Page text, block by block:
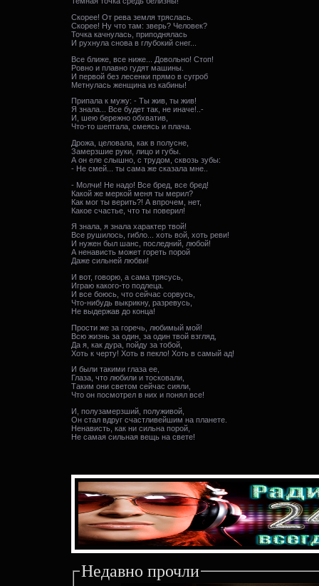
Скорее! От рева земля тряслась.
Скорее! Ну что там: зверь? Человек?
Точка качнулась, приподнялась
И рухнула снова в глубокий снег...
Все ближе, все ниже... Довольно! Стоп!
Ровно и плавно гудят машины.
И первой без лесенки прямо в сугроб
Метнулась женщина из кабины!
Припала к мужу: - Ты жив, ты жив!
Я знала... Все будет так, не иначе!..-
И, шею бережно обхватив,
Что-то шептала, смеясь и плача.
Дрожа, целовала, как в полусне,
Замерзшие руки, лицо и губы.
А он еле слышно, с трудом, сквозь зубы:
- Не смей... ты сама же сказала мне..
- Молчи! Не надо! Все бред, все бред!
Какой же меркой меня ты мерил?
Как мог ты верить?! А впрочем, нет,
Какое счастье, что ты поверил!
Я знала, я знала характер твой!
Все рушилось, гибло... хоть вой, хоть реви!
И нужен был шанс, последний, любой!
А ненависть может гореть порой
Даже сильней любви!
И вот, говорю, а сама трясусь,
Играю какого-то подлеца.
И все боюсь, что сейчас сорвусь,
Что-нибудь выкрикну, разревусь,
Не выдержав до конца!
Прости же за горечь, любимый мой!
Всю жизнь за один, за один твой взгляд,
Да я, как дура, пойду за тобой,
Хоть к черту! Хоть в пекло! Хоть в самый ад!
И были такими глаза ее,
Глаза, что любили и тосковали,
Таким они светом сейчас сияли,
Что он посмотрел в них и понял все!
И, полузамерзший, полуживой,
Он стал вдруг счастливейшим на планете.
Ненависть, как ни сильна порой,
Не самая сильная вещь на свете!
Недавно прочли